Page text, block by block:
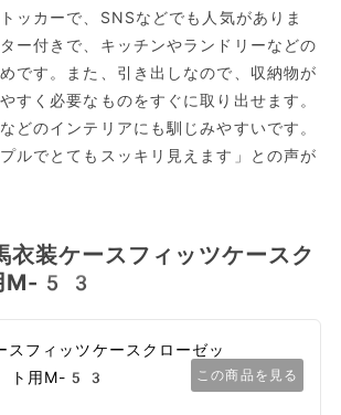
ッカーで、SNSなどでも人気がありま
ー付きで、キッチンやランドリーなどの
です。また、引き出しなので、収納物が
すく必要なものをすぐに取り出せます。
どのインテリアにも馴じみやすいです。
ルでとてもスッキリ見えます」との声が
装ケースフィッツケースク
M-53
この商品を見る